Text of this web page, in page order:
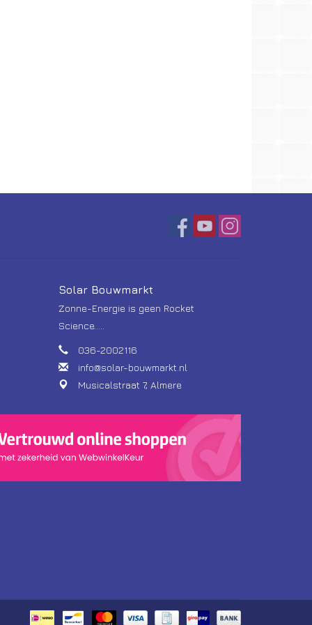
Solar Bouwmarkt
Zonne-Energie is geen Rocket
Science.....
036-2002116
info@solar-bouwmarkt.nl
Musicalstraat 7, Almere